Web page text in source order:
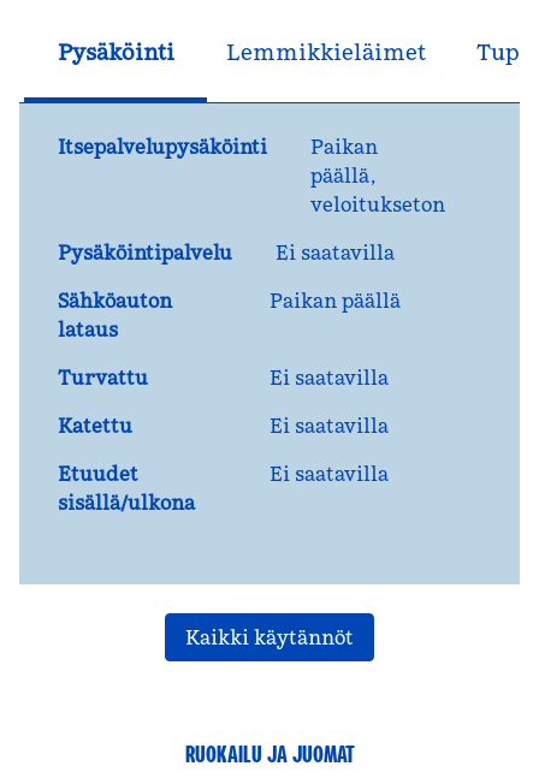
Pysäköinti Lemmikkieläimet
Itsepalvelupysäköinti
Paikan
päällä,
veloitukseton
Pysäköintipalvelu
Ei saatavilla
Sähköauton
lataus
Paikan päällä
Turvattu
Ei saatavilla
Katettu
Ei saatavilla
Etuudet
sisällä/ulkona
Ei saatavilla
Kaikki käytännöt
RUOKAILU JA JUOMAT